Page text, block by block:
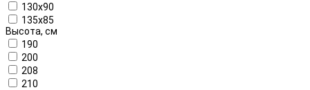
130x90
135x85
Высота, см
190
200
208
210